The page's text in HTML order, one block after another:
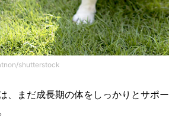
shutterstock
、まだ成長期の体をしっかりとサポ